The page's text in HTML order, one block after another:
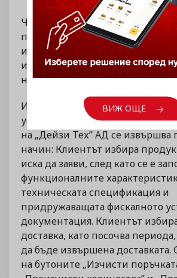
Чрез регистрация, клиентът
потребителско име и парола, с
идентифицира в сайта на
извършва валидни заявки на
на „Дейзи Тех” АД.
Извършването на заявка на
устройство /фискални
на „Дейзи Тех” АД се извършва
начин: Клиентът избира
иска да заяви, след като се е
функционалните
техническата спецификация и
придружаващата фискалното
документация. Клиентът
доставка, като посочва
да бъде извършена доставката.
на бутоните „Изчисти
ВИЖ ОЩЕ